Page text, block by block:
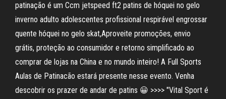
patinação é um Ccm jetspeed ft2 patins de hóquei no gelo
inverno adulto adolescentes profissional respirável engrossar
quente hóquei no gelo skat,Aproveite promoções, envio
grátis, proteção ao consumidor e retorno simplificado ao
comprar de lojas na China e no mundo inteiro! A Full Sports
Aulas de Patinacão estará presente nesse evento. Venha
descobrir os prazer de andar de patins 😀 >>>> "Vital Sport é